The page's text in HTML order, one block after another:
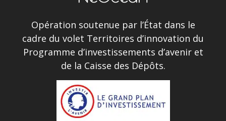
Opération soutenue par l’État dans le
cadre du volet Territoires d’innovation du
Programme d’investissements d’avenir et
de la Caisse des Dépôts.